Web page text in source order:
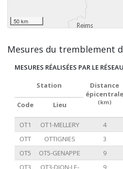
50 km
Mesures du tremblement
MESURES RÉALISÉES PAR LE
Station
Distance
épicentrale
(km)
Code Lieu
OT1 OT1-MELLERY 4
OTT
OTTIGNIES 3
OT5
OT5-GENAPPE 9
OT3
OT3-DION-LE-
9